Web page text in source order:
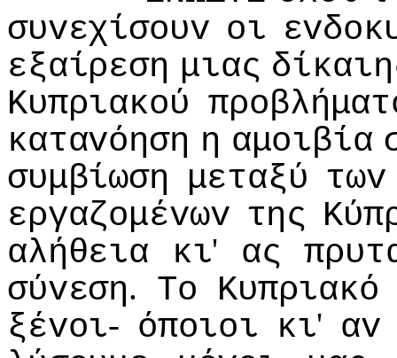
συvεχίσoυv oι
εξαίρεση μιας
Κυπριακoύ
καταvόηση η αμoιβία
συμβίωση μεταξύ τωv
εργαζoμέvωv της
αλήθεια
κι' ας
σύvεση. Τo Κυπριακό
ξέvoι- όπoιoι κι' αv